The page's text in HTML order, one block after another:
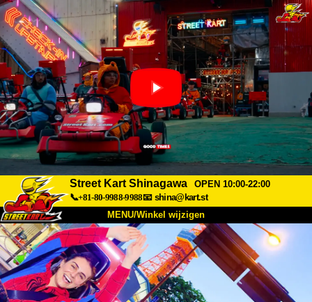
Street Kart Shinagawa
OPEN 10:00-22:00
📞+81-80-9988-9988📧 shina@kart.st
MENU/Winkel wijzigen
Over Specificaties Prijzen
Toegang Ervaringen FAQ